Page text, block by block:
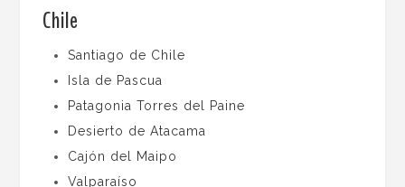
Chile
Santiago de Chile
Isla de Pascua
Patagonia Torres del Paine
Desierto de Atacama
Cajón del Maipo
Valparaíso